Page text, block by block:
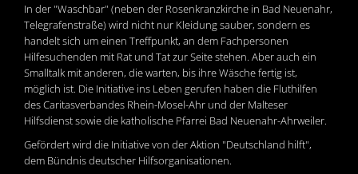
In der "Waschbar" (neben der Rosenkranzkirche in Bad Neuenahr,
Telegrafenstraße) wird nicht nur Kleidung sauber, sondern es
handelt sich um einen Treffpunkt, an dem Fachpersonen
Hilfesuchenden mit Rat und Tat zur Seite stehen. Aber auch ein
Smalltalk mit anderen, die warten, bis ihre Wäsche fertig ist,
möglich ist. Die Initiative ins Leben gerufen haben die Fluthilfen
des Caritasverbandes Rhein-Mosel-Ahr und der Malteser
Hilfsdienst sowie die katholische Pfarrei Bad Neuenahr-Ahrweiler.
Gefördert wird die Initiative von der Aktion "Deutschland hilft",
dem Bündnis deutscher Hilfsorganisationen.